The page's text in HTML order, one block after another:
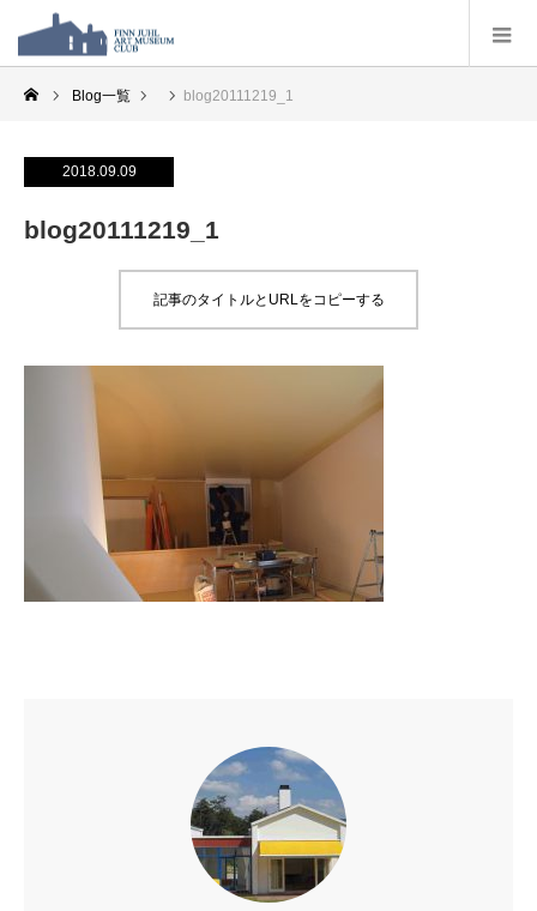
Blog一覧 blog20111219_1
2018.09.09
blog20111219_1
記事のタイトルとURLをコピーする